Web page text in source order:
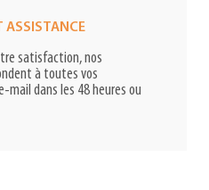
ASSISTANCE
satisfaction, nos
à toutes vos
mail dans les 48 heures ou